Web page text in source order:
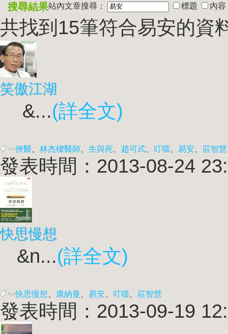
搜尋結果站內文章搜尋： 標題 內容
共找到15筆符合易安的資
笑傲江湖
&...(詳全文)
俠醫 林杰樑醫師 生與死 趙可式 叮噹 易安 莊智慧
發表時間：2013-08-24
快思慢想
&n...(詳全文)
快思慢想 康納曼 易安 叮噹 莊智慧
發表時間：2013-09-19